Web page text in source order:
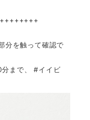
分を触って確認で
分まで、#イイビ